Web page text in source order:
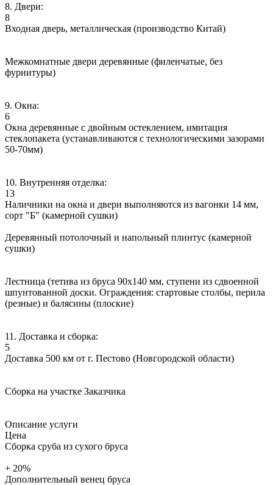
8. Двери:
8
Входная дверь, металлическая (производство Китай)
Межкомнатные двери деревянные (филенчатые, без
фурнитуры)
9. Окна:
6
Окна деревянные с двойным остеклением, имитация
стеклопакета (устанавливаются с технологическими зазорами
50-70мм)
10. Внутренняя отделка:
13
Наличники на окна и двери выполняются из вагонки 14 мм,
сорт "Б" (камерной сушки)
Деревянный потолочный и напольный плинтус (камерной
сушки)
Лестница (тетива из бруса 90х140 мм, ступени из сдвоенной
шпунтованной доски. Ограждения: стартовые столбы, перила
(резные) и балясины (плоские)
11. Доставка и сборка:
5
Доставка 500 км от г. Пестово (Новгородской области)
Сборка на участке Заказчика
Описание услуги
Цена
Сборка сруба из сухого бруса
+ 20%
Дополнительный венец бруса